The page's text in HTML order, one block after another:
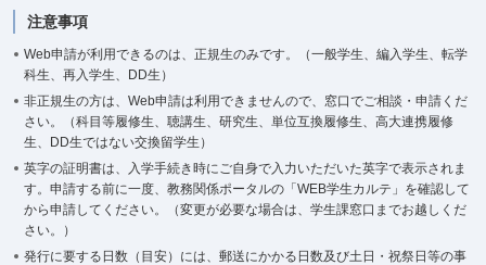
注意事項
Web申請が利用できるのは、正規生のみです。（一般学生、編入学生、転学
科生、再入学生、DD生）
非正規生の方は、Web申請は利用できませんので、窓口でご相談・申請くだ
さい。（科目等履修生、聴講生、研究生、単位互換履修生、高大連携履修
生、DD生ではない交換留学生）
英字の証明書は、入学手続き時にご自身で入力いただいた英字で表示されま
す。申請する前に一度、教務関係ポータルの「WEB学生カルテ」を確認して
から申請してください。（変更が必要な場合は、学生課窓口までお越しくだ
さい。）
発行に要する日数（目安）には、郵送にかかる日数及び土日・祝祭日等の事